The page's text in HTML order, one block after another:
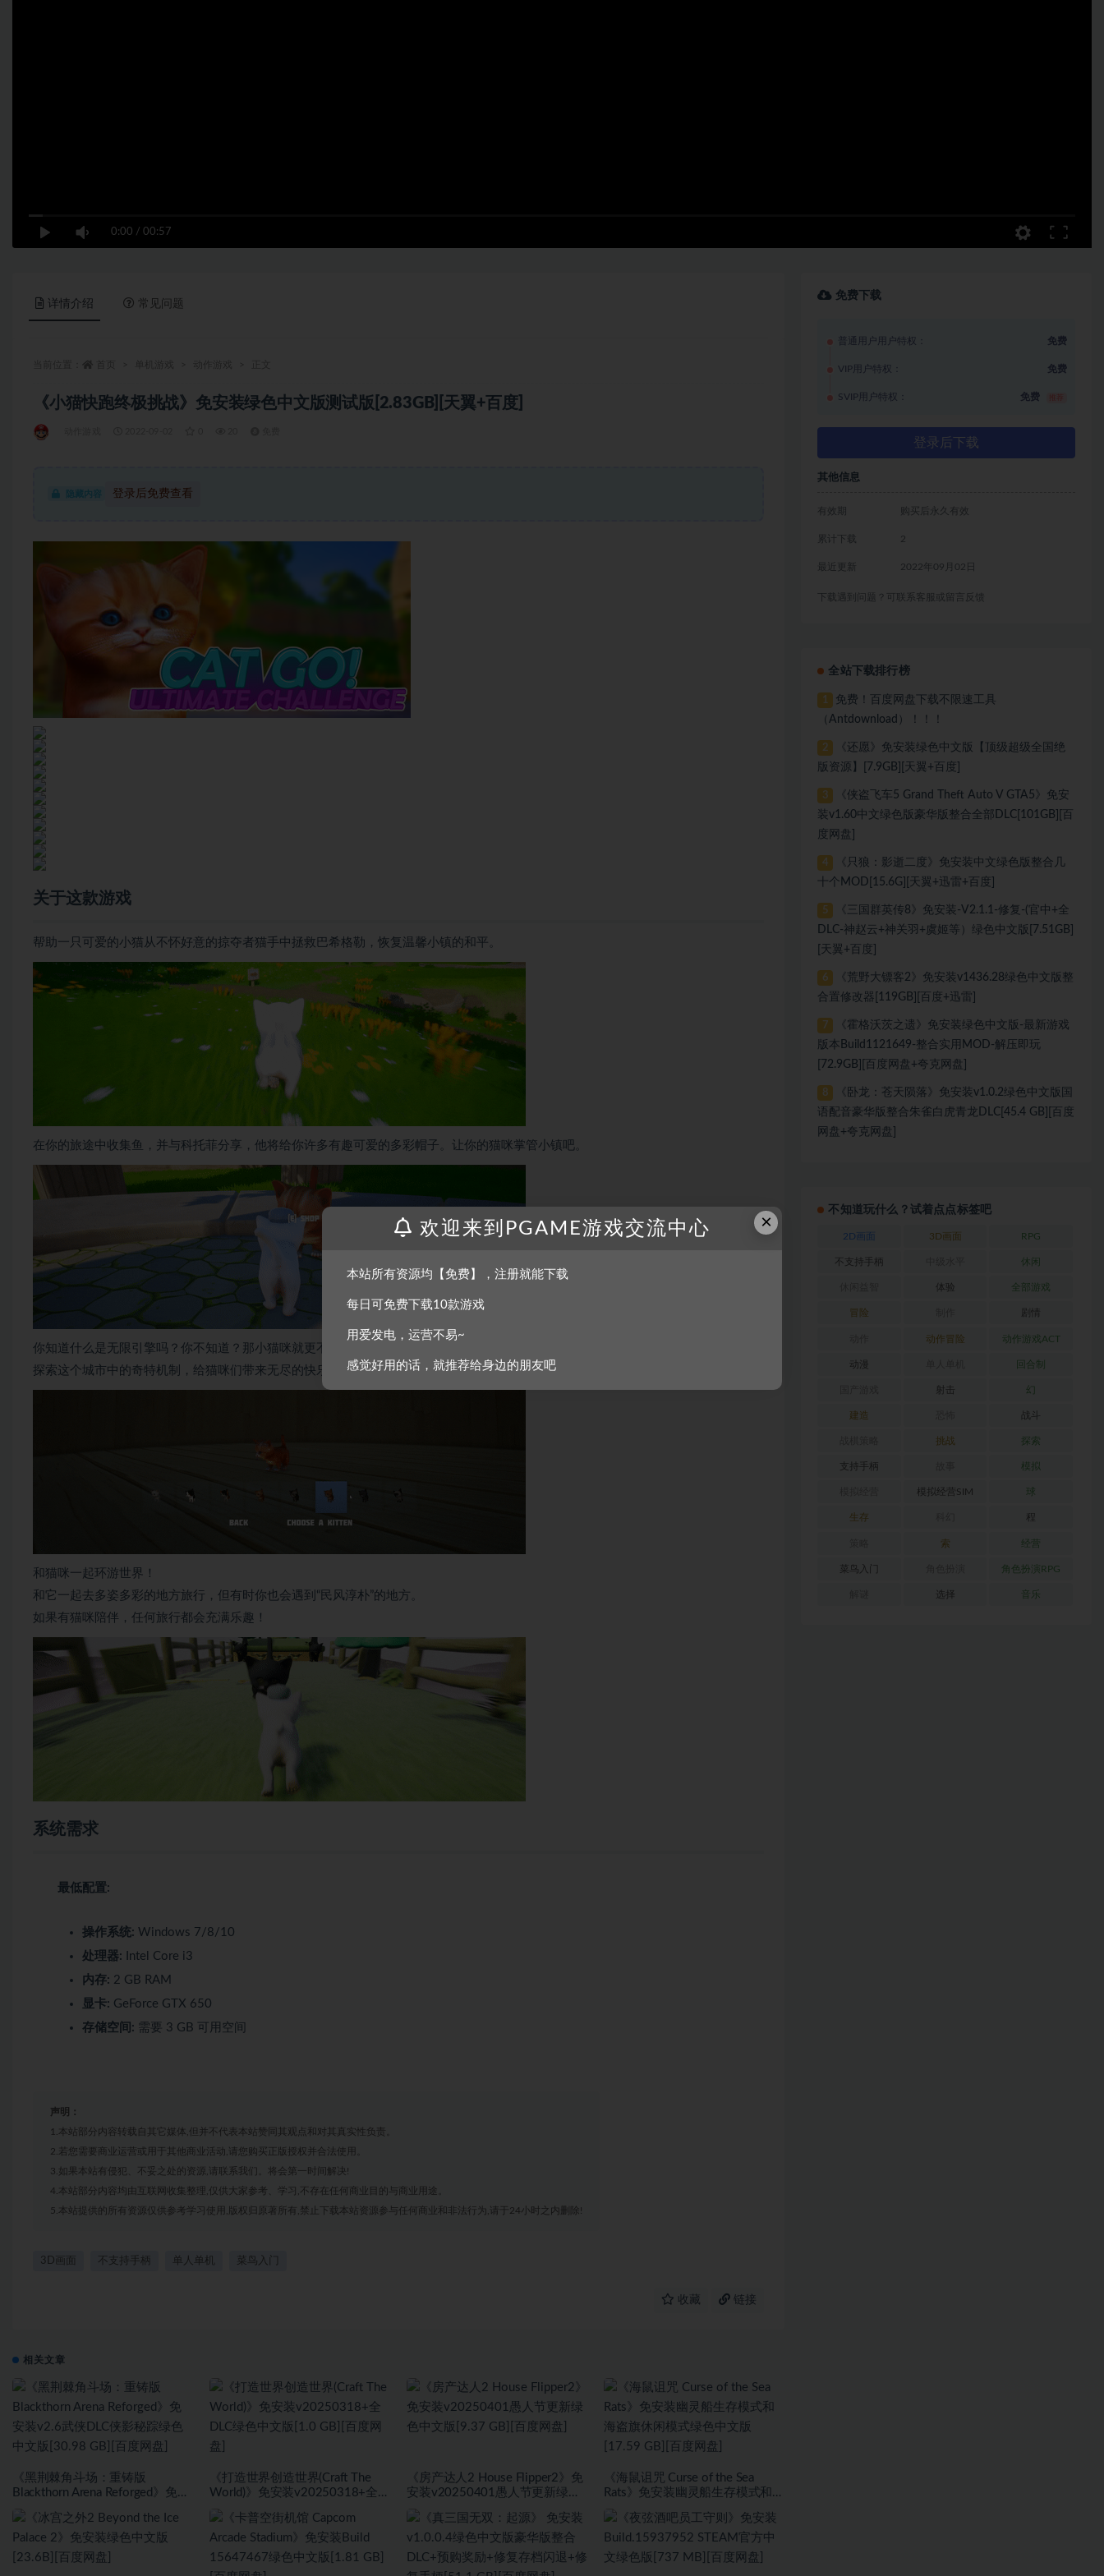
0:00 / 00:57
详情介绍 常见问题
《小猫快跑终极挑战》免安装绿色中文版测试版[2.83GB][天翼+百度]
隐藏内容 登录后免费查看
关于这款游戏
帮助一只可爱的小猫从不怀好意的掠夺者猫手中拯救巴希格勒，恢复温馨小镇的和平。
在你的旅途中收集鱼，并与科托菲分享，他将给你许多有趣可爱的多彩帽子。让你的猫咪掌管小镇吧。
你知道什么是无限引擎吗？你不知道？那小猫咪就更不知道了！
探索这个城市中的奇特机制，给猫咪们带来无尽的快乐吧！
和猫咪一起环游世界！
和它一起去多姿多彩的地方旅行，但有时你也会遇到“民风淳朴”的地方。
如果有猫咪陪伴，任何旅行都会充满乐趣！
系统需求
最低配置:
操作系统: Windows 7/8/10
处理器: Intel Core i3
内存: 2 GB RAM
显卡: GeForce GTX 650
存储空间: 需要 3 GB 可用空间
声明：
1.本站部分内容转载自其它媒体,但并不代表本站赞同其观点和对其真实性负责。
2.若您需要商业运营或用于其他商业活动,请您购买正版授权并合法使用。
3.如果本站有侵犯、不妥之处的资源,请联系我们。将会第一时间解决!
4.本站部分内容均由互联网收集整理,仅供大家参考、学习,不存在任何商业目的与商业用途。
5.本站提供的所有资源仅供参考学习使用,版权归原著所有,禁止下载本站资源参与任何商业和非法行为,请于24小时之内删除!
3D画面 不支持手柄 单人单机 菜鸟入门
收藏 链接
相关文章
《黑荆棘角斗场：重铸版
Blackthorn Arena Reforged》免安
版[30.98 GB][百度网盘]
《打造世界创造世界(Craft The
World)》免安装v20250318+全
盘]
《房产达人2 House Flipper2》免
安装v20250401愚人节更新绿色
《海鼠诅咒 Curse of the Sea
Rats》免安装幽灵船生存模式和海
GB][百度网盘]
免费下载
普通用户用户特权： 免费
VIP用户特权： 免费
SVIP用户特权： 免费
登录后下载
其他信息
有效期 购买后永久有效
累计下载 2
最近更新 2022年09月02日
下载遇到问题？可联系客服或留言反馈
全站下载排行榜
1
免费！百度网盘下载不限速工具
（Antdownload）！！！
2
《还愿》免安装绿色中文版【顶级超级全国绝
版资源】[7.9GB][天翼+百度]
3
《侠盗飞车5 Grand Theft Auto V GTA5》免安
装v1.60中文绿色版豪华版整合全部DLC[101GB][百
度网盘]
4
《只狼：影逝二度》免安装中文绿色版整合几
十个MOD[15.6G][天翼+迅雷+百度]
5
《三国群英传8》免安装-V2.1.1-修复-(官中+全
DLC-神赵云+神关羽+虞姬等）绿色中文版[7.51GB]
[天翼+百度]
6
《荒野大镖客2》免安装v1436.28绿色中文版整
合置修改器[119GB][百度+迅雷]
7
《霍格沃茨之遗》免安装绿色中文版-最新游戏
版本Build1121649-整合实用MOD-解压即玩
[72.9GB][百度网盘+夸克网盘]
8
《卧龙：苍天陨落》免安装v1.0.2绿色中文版国
语配音豪华版整合朱雀白虎青龙DLC[45.4 GB][百度
网盘+夸克网盘]
不知道玩什么？试着点点标签吧
2D画面 3D画面 RPG
不支持手柄 休闲
体验 全部游戏
冒险 剧情
动作冒险 动作游戏ACT
动漫 回合制
射击 幻
建造 战斗
挑战 探索
支持手柄 模拟
模拟经营SIM 球
生存 程
索 经营
菜鸟入门 角色扮演RPG
选择 音乐
×
欢迎来到PGAME游戏交流中心
本站所有资源均【免费】，注册就能下载
每日可免费下载10款游戏
用爱发电，运营不易~
感觉好用的话，就推荐给身边的朋友吧